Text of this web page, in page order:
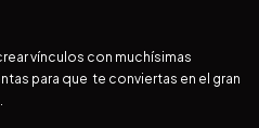
vínculos con muchísimas
para que te conviertas en el gran